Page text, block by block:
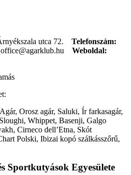
utca 72. Telefonszám:
office@agarklub.hu
Weboldal:
Orosz agár, Saluki, Ír farkasagár,
Whippet, Basenji, Galgo
Cirneco dell’Etna, Skót
Polski, Ibizai kopó szálkásszőrű,
Sportkutyások Egyesülete